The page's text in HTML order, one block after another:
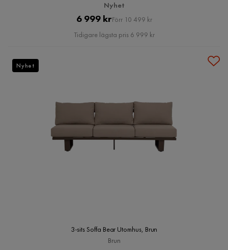
Nyhet
Pris
6 999 krOriginal
Pris
Förr 10 499 kr
Tidigare lägsta pris 6 999 kr
3-sits Soffa Bear Utomhus, Brun
Brun
Nyhet